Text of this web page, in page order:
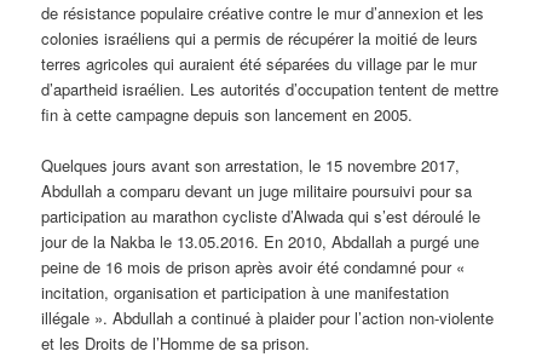
de résistance populaire créative contre le mur d’annexion et les
colonies israéliens qui a permis de récupérer la moitié de leurs
terres agricoles qui auraient été séparées du village par le mur
d’apartheid israélien. Les autorités d’occupation tentent de mettre
fin à cette campagne depuis son lancement en 2005.
Quelques jours avant son arrestation, le 15 novembre 2017,
Abdullah a comparu devant un juge militaire poursuivi pour sa
participation au marathon cycliste d’Alwada qui s’est déroulé le
jour de la Nakba le 13.05.2016. En 2010, Abdallah a purgé une
peine de 16 mois de prison après avoir été condamné pour «
incitation, organisation et participation à une manifestation
illégale ». Abdullah a continué à plaider pour l’action non-violente
et les Droits de l’Homme de sa prison.